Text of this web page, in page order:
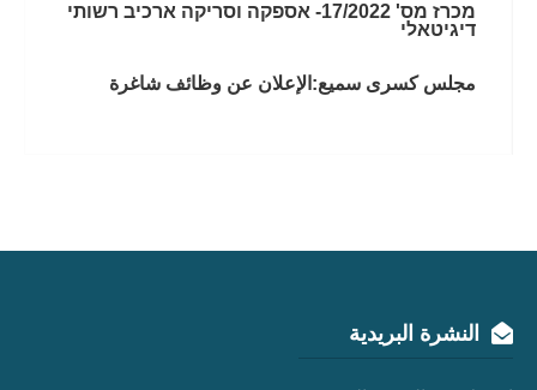
מכרז מס' 17/2022- אספקה וסריקה ארכיב רשותי
דיגיטאלי
مجلس كسرى سميع:الإعلان عن وظائف شاغرة
النشرة البريدية